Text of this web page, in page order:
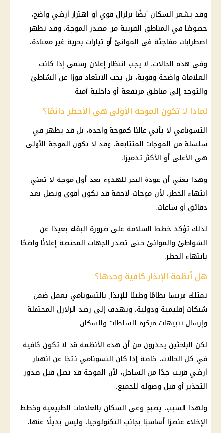
وقد يشعر السكان أيضًا بزلزال قوي أو اهتزاز أرضي واضح،
خصوصًا في المناطق القريبة من مصدر الموجة، وقد تظهر
اضطرابات مفاجئة في الموانئ أو تيارات بحرية غير معتادة.
وفي هذه الحالات، لا يجب انتظار إعلان رسمي إذا كانت
العلامات واضحة وقوية، بل يجب الابتعاد فورًا عن الشاطئ
والتوجه إلى مناطق مرتفعة أو داخلية آمنة.
لماذا لا تكون الموجة الأولى هي الأخطر دائمًا؟
التسونامي لا يأتي غالبًا كموجة واحدة، بل قد يظهر في
سلسلة من الموجات المتتابعة، وقد لا تكون الموجة الأولى
هي الأعلى أو الأكثر تدميرًا.
وهذا يعني أن عودة البحر للهدوء بعد أول موجة لا تعني
انتهاء الخطر، لأن موجات لاحقة قد تكون أقوى وتصل بعد
دقائق أو ساعات.
لذلك تؤكد خطط السلامة على ضرورة البقاء بعيدًا عن
الشواطئ والموانئ حتى تصدر الجهات المختصة إعلانًا واضحًا
بانتهاء الخطر.
هل أنظمة الإنذار كافية وحدها؟
تمتلك فرنسا نظامًا وطنيًا للإنذار بالتسونامي يعمل ضمن
شبكات إقليمية ودولية، ويهدف إلى رصد الزلازل المحتملة
وإرسال تنبيهات مبكرة للسلطات والسكان.
لكن الباحثين يحذرون من أن هذه الأنظمة قد لا تكون كافية
في كل الحالات، خاصة إذا كان التسونامي ناتجًا عن انهيار
أرضي قريب جدًا من الساحل، لأن الموجة قد تصل قبل صدور
التحذير أو قبل وصوله للجميع.
ولهذا السبب، يصبح وعي السكان بالعلامات الطبيعية وخطط
الإخلاء عنصرًا أساسيًا بجانب التكنولوجيا، وليس بديلًا عنها.